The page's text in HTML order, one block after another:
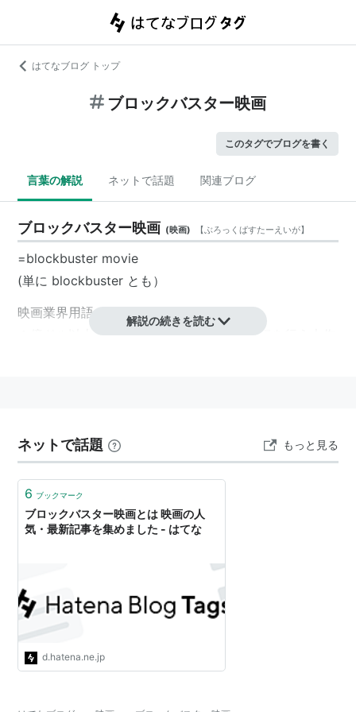
はてなブログ トップ
ブロックバスター映画
このタグでブログを書く
言葉の解説 ネットで話題 関連ブログ
ブロックバスター映画 (映画) 【ぶろっくばすたーえいが】
=blockbuster movie
(単に blockbuster とも）
映画業界用語。
１億ドル以上の製作費をかけ、大規模の宣伝を行う大作
等、それまでの常識を破る大ヒット作が次々登場し
た'70年代のアメリカ映画界において、少数の上映用プ
リントが各地域を順にめぐってゆくそれまでの興行形態
から、大量のプリントを一度に投入し、地域の劇場のほ
とんどを一本の映画で埋め尽くして話題性の高いうちに
その興行形態を、1区画を1発で木っ端微塵にする大型爆
弾の通称からblockbuster と称したのが始まり。
解説の続きを読む
ネットで話題 もっと見る
6 ブックマーク
ブロックバスター映画とは 映画の人
気・最新記事を集めました - はてな
d.hatena.ne.jp